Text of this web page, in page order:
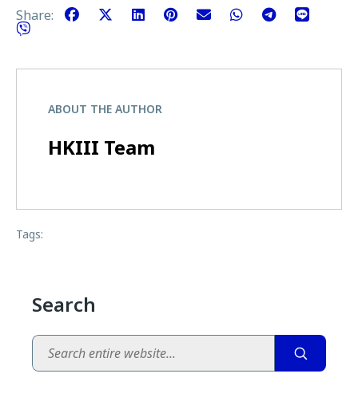
Share:
ABOUT THE AUTHOR
HKIII Team
Tags:
Search
Search